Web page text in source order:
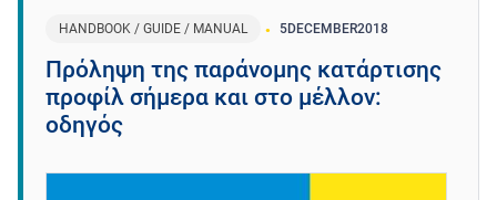
HANDBOOK / GUIDE / MANUAL 5DECEMBER2018
Πρόληψη της παράνομης κατάρτισης
προφίλ σήμερα και στο μέλλον:
οδηγός